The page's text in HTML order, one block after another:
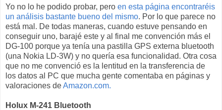
Yo no lo he podido probar, pero en esta página encontraréis
un análisis bastante bueno del mismo. Por lo que parece no
está mal. De todas maneras, cuando estuve pensando en
conseguir uno, barajé este y al final me convención más el
DG-100 porque ya tenía una pastilla GPS externa bluetooth
(una Nokia LD-3W) y no quería esa funcionalidad. Otra cosa
que no me convenció es la lentitud en la transferencia de
los datos al PC que mucha gente comentaba en páginas y
valoraciones deAmazon.com.
Holux M-241 Bluetooth